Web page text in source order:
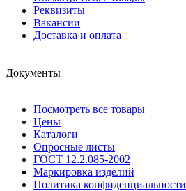
Реквизиты
Вакансии
Доставка и оплата
Документы
Посмотреть все товары
Цены
Каталоги
Опросные листы
ГОСТ 12.2.085-2002
Маркировка изделий
Политика конфиденциальности